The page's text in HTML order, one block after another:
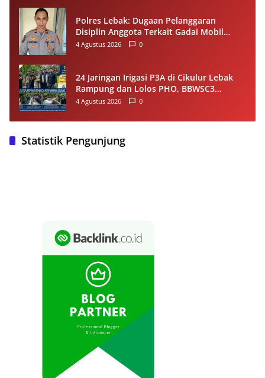
Polres Lebak: Dugaan Pelanggaran
Disiplin Anggota Terkait Gadai Mobil
Ditangani Bid Propam Polda Banten
4 Agustus 2026 0
24 Jaringan Irigasi P3A di Cikulur Lebak
Rampung dan Lolos PHO, BBWSC3
Pastikan Infrastruktur Siap Dukung
4 Agustus 2026 0
Statistik Pengunjung